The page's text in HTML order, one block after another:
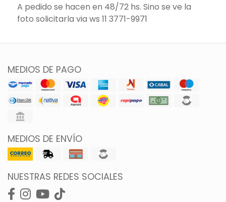
A pedido se hacen en 48/72 hs. Sino se ve la
foto solicitarla via ws 11 3771-9971
MEDIOS DE PAGO
MEDIOS DE ENVÍO
NUESTRAS REDES SOCIALES